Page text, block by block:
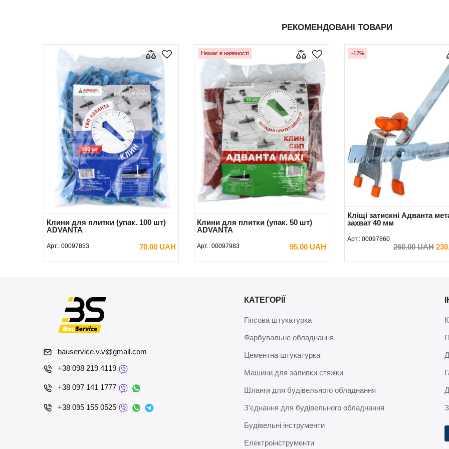
РЕКОМЕНДОВАНІ ТОВАРИ
Клини для плитки (упак. 100 шт)
ADVANTA
Арт.: 00097853 70.00 UAH
В КОШИК
Немає в наявності
Клини для плитки (упак. 50 шт)
ADVANTA
Арт.: 00097983 95.00 UAH
Передзамовлення
-12%
Кліщі затискні Адванта
захват 40 мм
Арт.: 00097860
260.00 UAH
В КОШИК
bauservice.v.v@gmail.com
+38 098 219 4119
+38 097 141 1777
+38 095 155 0525
КАТЕГОРІЇ
Гіпсова штукатурка
Фарбувальне обладнання
Цементна штукатурка
Машини для заливки стяжки
Шланги для будівельного обладнання
З'єднання для будівельного обладнання
Будівельні інструменти
Електроінструменти